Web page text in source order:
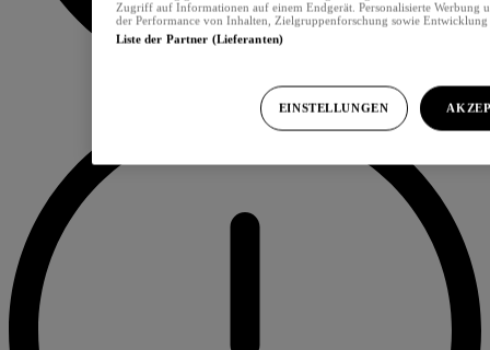
Zugriff auf Informationen auf einem Endgerät. Personalisierte Werbung
der Performance von Inhalten, Zielgruppenforschung sowie
Liste der Partner (Lieferanten)
EINSTELLUNGEN